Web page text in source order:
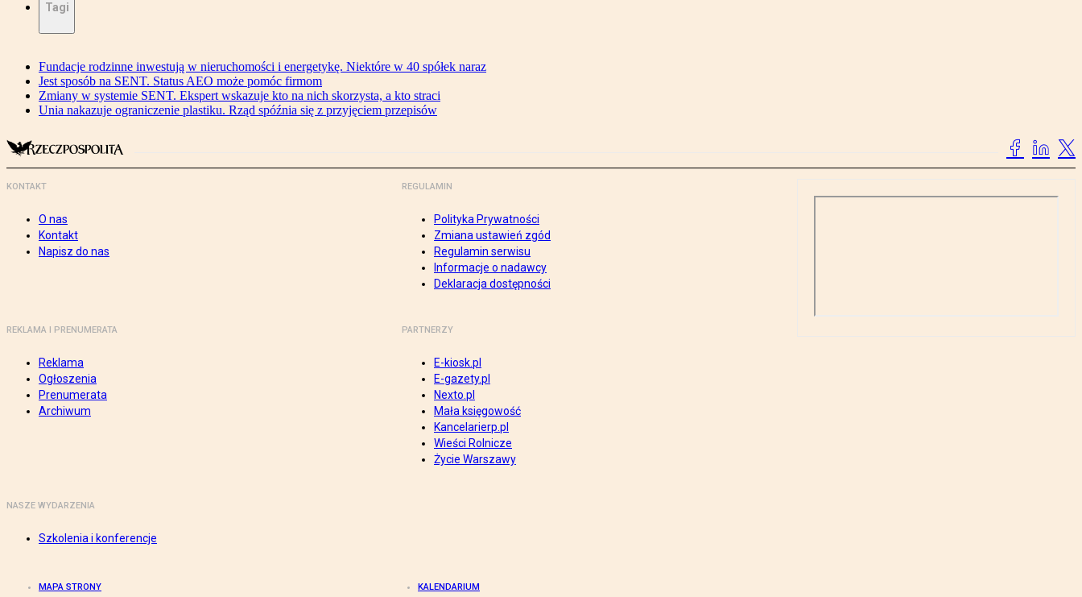
Tagi
Fundacje rodzinne inwestują w nieruchomości i energetykę. Niektóre w 40 spółek naraz
Jest sposób na SENT. Status AEO może pomóc firmom
Zmiany w systemie SENT. Ekspert wskazuje kto na nich skorzysta, a kto straci
Unia nakazuje ograniczenie plastiku. Rząd spóźnia się z przyjęciem przepisów
KONTAKT
O nas
Kontakt
Napisz do nas
REGULAMIN
Polityka Prywatności
Zmiana ustawień zgód
Regulamin serwisu
Informacje o nadawcy
Deklaracja dostępności
REKLAMA I PRENUMERATA
Reklama
Ogłoszenia
Prenumerata
Archiwum
PARTNERZY
E-kiosk.pl
E-gazety.pl
Nexto.pl
Mała księgowość
Kancelarierp.pl
Wieści Rolnicze
Życie Warszawy
NASZE WYDARZENIA
Szkolenia i konferencje
MAPA STRONY KALENDARIUM